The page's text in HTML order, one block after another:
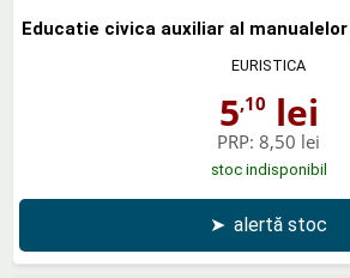
Educatie civica auxiliar al
EURISTICA
5,10 lei
PRP: 8,50 lei
stoc indisponibil
➤ alertă stoc